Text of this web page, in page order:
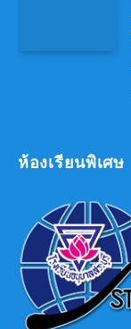
ห้องเรียนพิเศษ